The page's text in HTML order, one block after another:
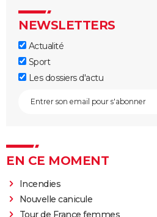
NEWSLETTERS
Actualité
Sport
Les dossiers d'actu
EN CE MOMENT
Incendies
Nouvelle canicule
Tour de France femmes